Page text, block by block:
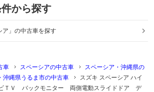
から探す
ア」の中古車を探す
車 スペーシアの中古車
スペーシア・沖縄県の
沖縄県うるま市の中古車
スズキ スペーシア ハイ
ＴＶ バックモニター 両側電動スライドドア デ